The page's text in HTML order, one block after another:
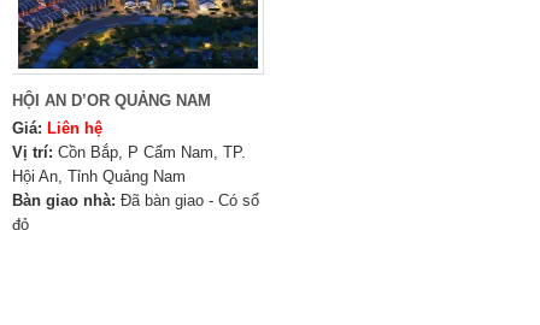
HỘI AN D’OR QUẢNG NAM
Giá: Liên hệ
Vị trí: Cồn Bắp, P Cẩm Nam, TP.
Hội An, Tỉnh Quảng Nam
Bàn giao nhà: Đã bàn giao - Có sổ
đỏ